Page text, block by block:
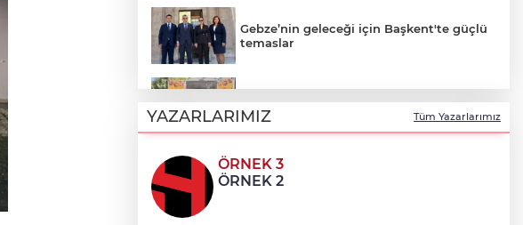
Gebze’nin geleceği için Başkent'te güçlü
temaslar
vefatının yıl dönümünde anıldı
Keşan'da 177 milyon liralık yeni Hükümet
Konağı'nın temeli atıldı
YAZARLARIMIZ Tüm Yazarlarımız
ÖRNEK 3
ÖRNEK 2